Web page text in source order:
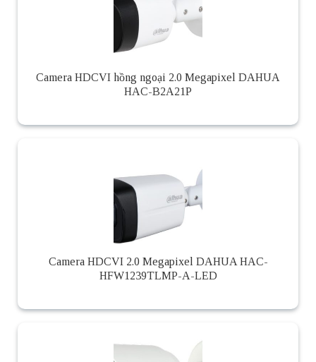
Camera HDCVI hồng ngoại 2.0 Megapixel DAHUA
HAC-B2A21P
Camera HDCVI 2.0 Megapixel DAHUA HAC-
HFW1239TLMP-A-LED